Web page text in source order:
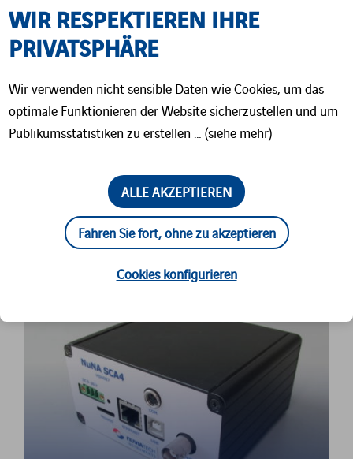
KATALOG SZINTILLATOREN (EN)
ÄHNLICHES PRODUKT
WIR RESPEKTIEREN IHRE
PRIVATSPHÄRE
Wir verwenden nicht sensible Daten wie Cookies, um das
optimale Funktionieren der Website sicherzustellen und um
Publikumsstatistiken zu erstellen … (siehe mehr)
ALLE AKZEPTIEREN
Fahren Sie fort, ohne zu akzeptieren
Cookies konfigurieren